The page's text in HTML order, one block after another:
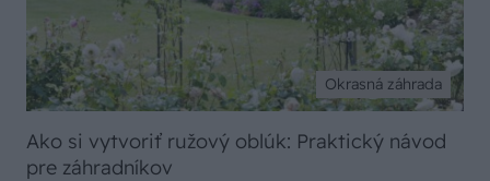
Okrasná záhrada
Ako si vytvoriť ružový oblúk: Praktický návod
pre záhradníkov